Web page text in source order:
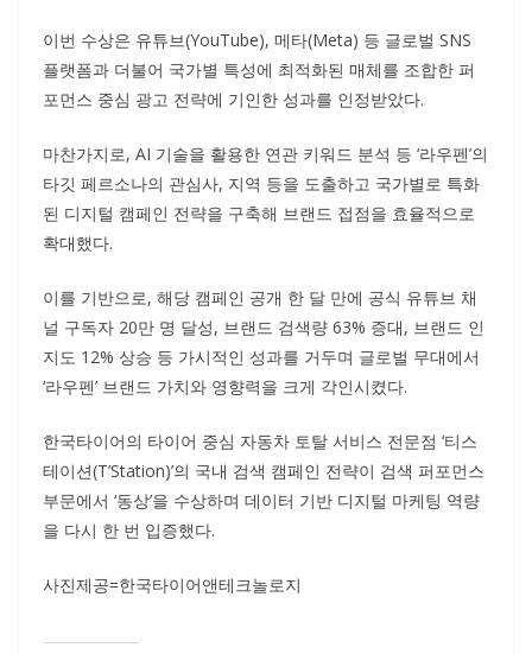
이번 수상은 유튜브(YouTube), 메타(Meta) 등 글로벌 SNS
플랫폼과 더불어 국가별 특성에 최적화된 매체를 조합한 퍼
포먼스 중심 광고 전략에 기인한 성과를 인정받았다.
마찬가지로, AI 기술을 활용한 연관 키워드 분석 등 ‘라우펜’의
타깃 페르소나의 관심사, 지역 등을 도출하고 국가별로 특화
된 디지털 캠페인 전략을 구축해 브랜드 접점을 효율적으로
확대했다.
이를 기반으로, 해당 캠페인 공개 한 달 만에 공식 유튜브 채
널 구독자 20만 명 달성, 브랜드 검색량 63% 증대, 브랜드 인
지도 12% 상승 등 가시적인 성과를 거두며 글로벌 무대에서
‘라우펜’ 브랜드 가치와 영향력을 크게 각인시켰다.
한국타이어의 타이어 중심 자동차 토탈 서비스 전문점 ‘티스
테이션(T’Station)’의 국내 검색 캠페인 전략이 검색 퍼포먼스
부문에서 ‘동상’을 수상하며 데이터 기반 디지털 마케팅 역량
을 다시 한 번 입증했다.
사진제공=한국타이어앤테크놀로지